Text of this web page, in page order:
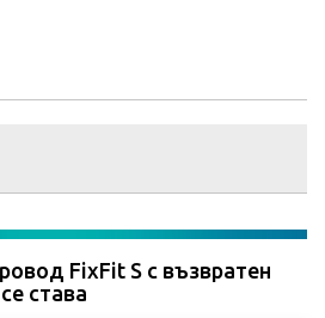
FixFit S с възвратен
става